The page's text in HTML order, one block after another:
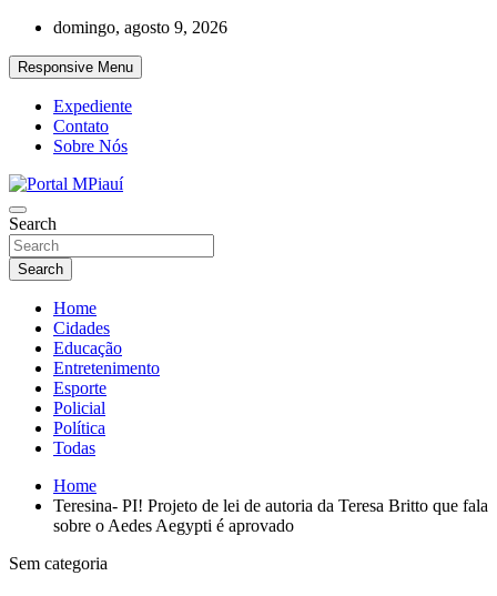
Skip
content
domingo, agosto 9, 2026
Responsive Menu
Expediente
Contato
Sobre Nós
Portal MPiauí
Notícias do Piauí – Teresina – Água Branca e todo Médio Parnaíba
Search
Search
Home
Cidades
Educação
Entretenimento
Esporte
Policial
Política
Todas
Home
Teresina- PI! Projeto de lei de autoria da Teresa Britto que fala
sobre o Aedes Aegypti é aprovado
Sem categoria